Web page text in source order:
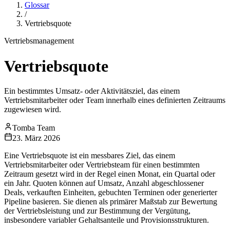
Glossar
/
Vertriebsquote
Vertriebsmanagement
Vertriebsquote
Ein bestimmtes Umsatz- oder Aktivitätsziel, das einem
Vertriebsmitarbeiter oder Team innerhalb eines definierten Zeitraums
zugewiesen wird.
Tomba Team
23. März 2026
Eine Vertriebsquote ist ein messbares Ziel, das einem
Vertriebsmitarbeiter oder Vertriebsteam für einen bestimmten
Zeitraum gesetzt wird in der Regel einen Monat, ein Quartal oder
ein Jahr. Quoten können auf Umsatz, Anzahl abgeschlossener
Deals, verkauften Einheiten, gebuchten Terminen oder generierter
Pipeline basieren. Sie dienen als primärer Maßstab zur Bewertung
der Vertriebsleistung und zur Bestimmung der Vergütung,
insbesondere variabler Gehaltsanteile und Provisionsstrukturen.